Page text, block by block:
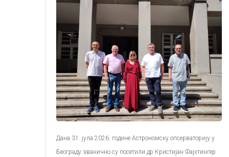
Дана 31. јула 2026. године Астрономску опсерваторију у
Београду званично су посетили др Кристијан Фајхтингер